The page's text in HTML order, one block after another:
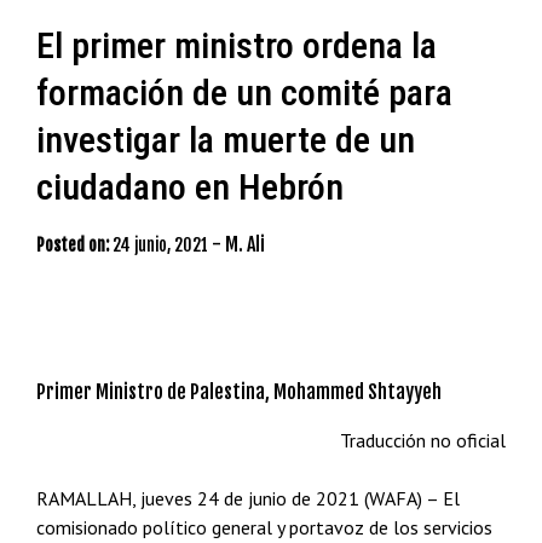
El primer ministro ordena la
formación de un comité para
investigar la muerte de un
ciudadano en Hebrón
Posted on: 24 junio, 2021 - M. Ali
Primer Ministro de Palestina, Mohammed Shtayyeh
Traducción no oficial
RAMALLAH, jueves 24 de junio de 2021 (WAFA) – El
comisionado político general y portavoz de los servicios